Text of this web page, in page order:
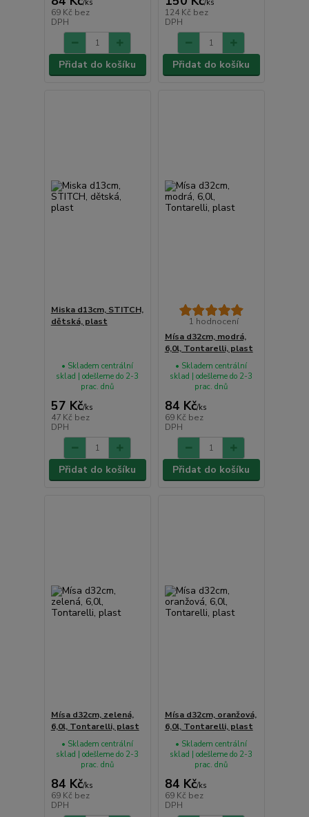
/ks
69 Kč bez
DPH
Přidat do košíku
/ks
124 Kč bez
DPH
Přidat do košíku
Miska d13cm, STITCH,
dětská, plast
57 Kč/ks
47 Kč bez
DPH
• Skladem centrální
sklad | odešleme do 2-3
prac. dnů
Přidat do košíku
1 hodnocení
Mísa d32cm, modrá,
6,0l, Tontarelli, plast
84 Kč/ks
69 Kč bez
DPH
• Skladem centrální
sklad | odešleme do 2-3
prac. dnů
Přidat do košíku
Mísa d32cm, zelená,
6,0l, Tontarelli, plast
84 Kč/ks
69 Kč bez
DPH
• Skladem centrální
sklad | odešleme do 2-3
prac. dnů
Mísa d32cm, oranžová,
6,0l, Tontarelli, plast
84 Kč/ks
69 Kč bez
DPH
• Skladem centrální
sklad | odešleme do 2-3
prac. dnů